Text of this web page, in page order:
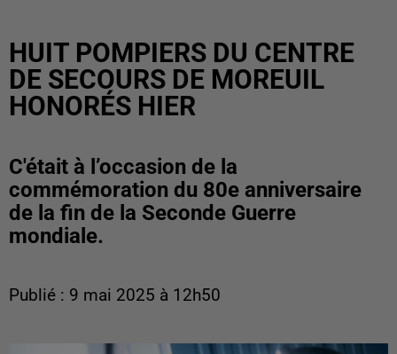
HUIT POMPIERS DU CENTRE
DE SECOURS DE MOREUIL
HONORÉS HIER
C'était à l’occasion de la
commémoration du 80e anniversaire
de la fin de la Seconde Guerre
mondiale.
Publié : 9 mai 2025 à 12h50